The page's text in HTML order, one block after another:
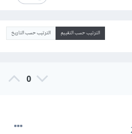
الترتيب حسب التقييم الترتيب حسب التاريخ
0